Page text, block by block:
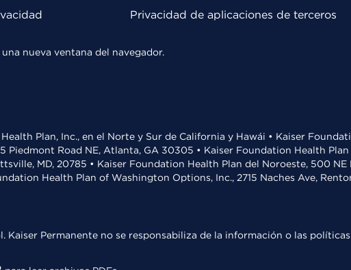
Privacidad de aplicaciones de terceros
nueva ventana del navegador.
Plan, Inc., en el Norte y Sur de California y Hawái • Kaiser
Piedmont Road NE, Atlanta, GA 30305 • Kaiser Foundation Health
MD, 20785 • Kaiser Foundation Health Plan del Noroeste, 500
Health Plan of Washington Options, Inc., 2715 Naches Ave,
Kaiser Permanente no se responsabiliza de la información o las